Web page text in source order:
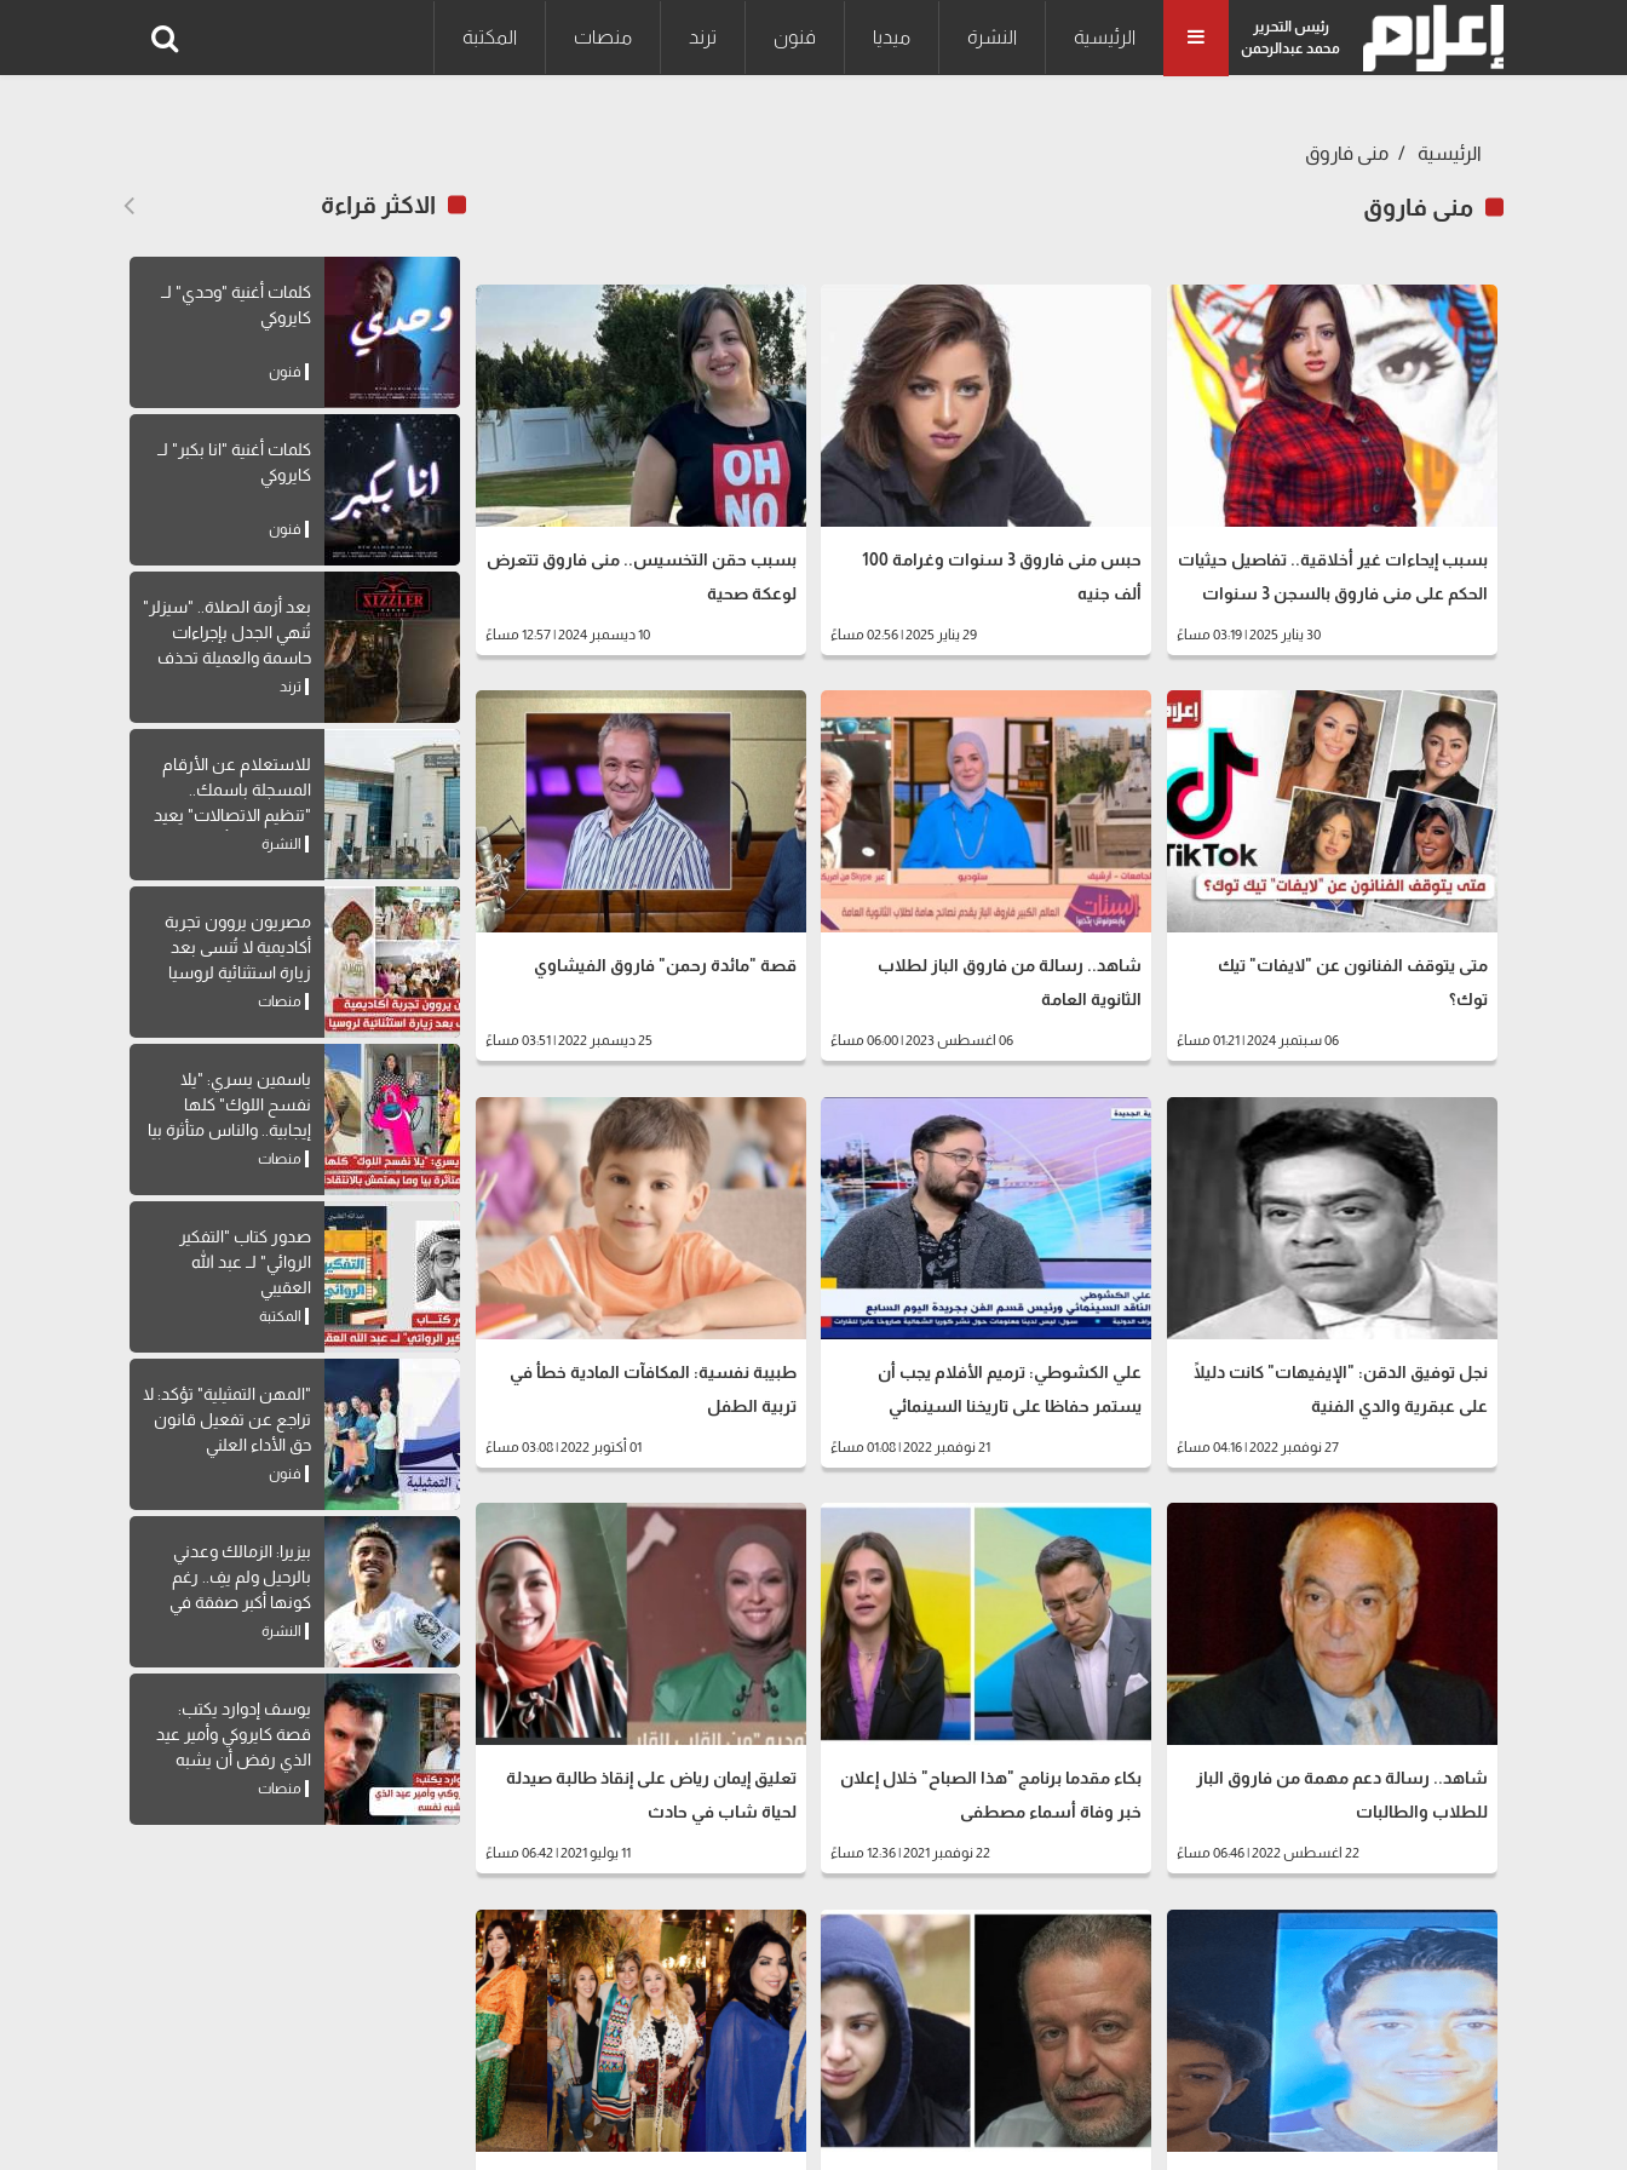
رئيس التحرير
محمد عبدالرحمن
الرئيسية النشرة ميديا فنون ترند منصات المكتبة
الرئيسية منى فاروق
منى فاروق
بسبب إيحاءات غير أخلاقية.. تفاصيل حيثيات
الحكم على منى فاروق بالسجن 3 سنوات
30 يناير 2025 | 03:19 مساءً
حبس منى فاروق 3 سنوات وغرامة 100
ألف جنيه
29 يناير 2025 | 02:56 مساءً
بسبب حقن التخسيس.. منى فاروق تتعرض
لوعكة صحية
10 ديسمبر 2024 | 12:57 مساءً
متى يتوقف الفنانون عن "لايفات" تيك
توك؟
06 سبتمبر 2024 | 01:21 مساءً
شاهد.. رسالة من فاروق الباز لطلاب
الثانوية العامة
06 اغسطس 2023 | 06:00 مساءً
قصة "مائدة رحمن" فاروق الفيشاوي
25 ديسمبر 2022 | 03:51 مساءً
نجل توفيق الدقن: "الإيفيهات" كانت دليلًا
على عبقرية والدي الفنية
27 نوفمبر 2022 | 04:16 مساءً
علي الكشوطي: ترميم الأفلام يجب أن
يستمر حفاظا على تاريخنا السينمائي
21 نوفمبر 2022 | 01:08 مساءً
طبيبة نفسية: المكافآت المادية خطأ في
تربية الطفل
01 أكتوبر 2022 | 03:08 مساءً
شاهد.. رسالة دعم مهمة من فاروق الباز
للطلاب والطالبات
22 اغسطس 2022 | 06:46 مساءً
بكاء مقدما برنامج "هذا الصباح" خلال إعلان
خبر وفاة أسماء مصطفى
22 نوفمبر 2021 | 12:36 مساءً
تعليق إيمان رياض على إنقاذ طالبة صيدلة
لحياة شاب في حادث
11 يوليو 2021 | 06:42 مساءً
الاكثر قراءة
كلمات أغنية "وحدي" لــ
كايروكي
فنون
كلمات أغنية "انا بكبر" لــ
كايروكي
فنون
بعد أزمة الصلاة.. "سيزلر"
تُنهي الجدل بإجراءات
حاسمة والعميلة تحذف
المنشور
ترند
للاستعلام عن الأرقام
المسجلة باسمك..
"تنظيم الاتصالات" يعيد
إتاحة خدمة "أرقامي" عبر
النشرة
مصريون يروون تجربة
أكاديمية لا تُنسى بعد
زيارة استثنائية لروسيا
منصات
ياسمين يسري: "يلا
نفسح اللوك" كلها
إيجابية.. والناس متأثرة بيا
وما بهتمش بالانتقادات
منصات
صدور كتاب "التفكير
الروائي" لــ عبد الله
العقيبي
المكتبة
"المهن التمثيلية" تؤكد: لا
تراجع عن تفعيل قانون
حق الأداء العلني
فنون
بيزيرا: الزمالك وعدني
بالرحيل ولم يفِ.. رغم
كونها أكبر صفقة في
تاريخه
النشرة
يوسف إدوارد يكتب:
قصة كايروكي وأمير عيد
الذي رفض أن يشبه
نفسه
منصات